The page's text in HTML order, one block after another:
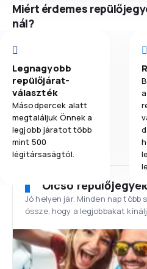
Miért érdemes
nál?
Legnagyobb
repülőjárat-
választék
Másodpercek alatt
megtaláljuk Önnek a
legjobb járatot több
mint 500
légitársaságtól.
Olcsó
Jó helyen jár. Minden nap
össze, hogy a legjobbakat